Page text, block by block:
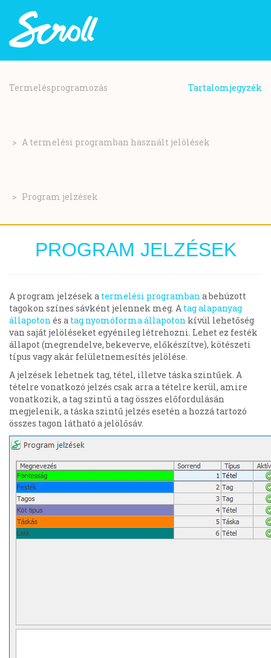
tartalomra
Tartalomjegyzék
Termelésprogramozás
A termelési programban használt jelölések
Program jelzések
PROGRAM JELZÉSEK
A program jelzések a termelési programban a behúzott
tagokon színes sávként jelennek meg. A tag alapanyag
állapoton és a tag nyomóforma állapoton kívül lehetőség
van saját jelöléseket egyénileg létrehozni. Lehet ez festék
állapot (megrendelve, bekeverve, előkészítve), kötészeti
típus vagy akár felületnemesítés jelölése.
A jelzések lehetnek tag, tétel, illetve táska szintűek. A
tételre vonatkozó jelzés csak arra a tételre kerül, amire
vonatkozik, a tag szintű a tag összes előfordulásán
megjelenik, a táska szintű jelzés esetén a hozzá tartozó
összes tagon látható a jelölősáv.